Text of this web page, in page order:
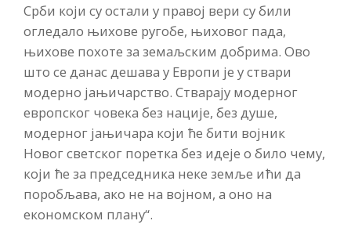
Срби који су остали у правој вери су били
огледало њихове ругобе, њиховог пада,
њихове похоте за земаљским добрима. Ово
што се данас дешава у Европи је у ствари
модерно јањичарство. Стварају модерног
европског човека без нације, без душе,
модерног јањичара који ће бити војник
Новог светског поретка без идеје о било чему,
који ће за председника неке земље ићи да
поробљава, ако не на војном, а оно на
економском плану“.